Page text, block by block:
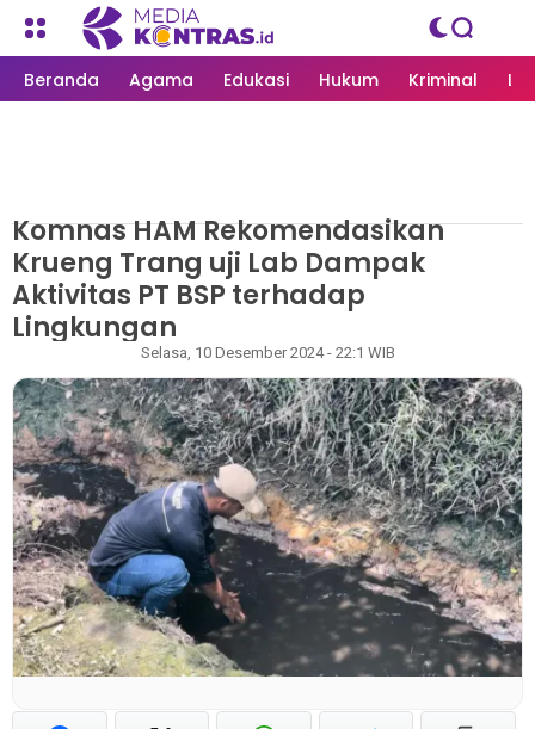
Beranda Agama Edukasi Hukum Kriminal
MEDIAKONTRAS.ID/LIPUTAN KHUSUS
Komnas HAM Rekomendasikan
Krueng Trang uji Lab Dampak
Aktivitas PT BSP terhadap
Lingkungan
Selasa, 10 Desember 2024 - 22:1 WIB